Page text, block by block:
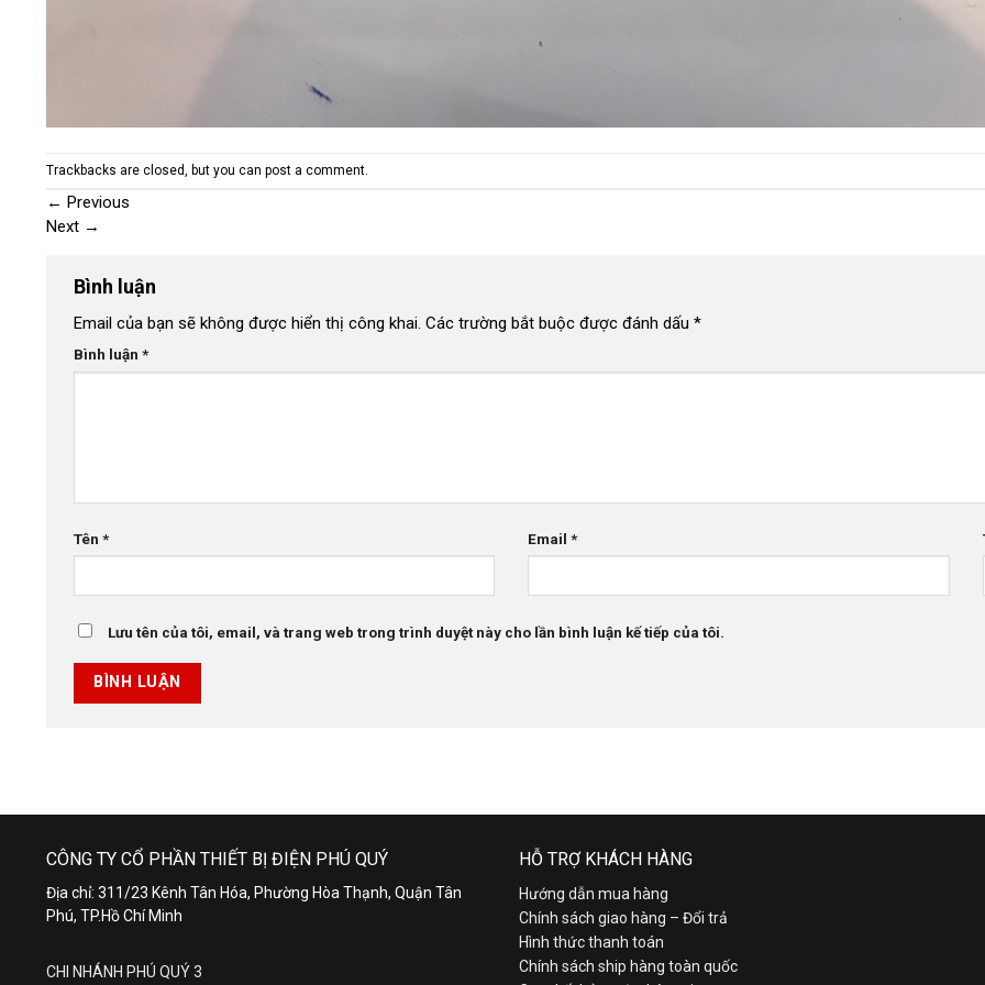
Trackbacks are closed, but you can post a comment
← Previous
Next →
Bình luận
Email của bạn sẽ không được hiển thị công khai. Các trường bắt buộc được đánh dấu *
Bình luận *
Tên * Email*
Lưu tên của tôi, email, và trang web trong trình duyệt này cho lần bình luận kế tiếp của tôi.
CÔNG TY CỔ PHẦN THIẾT BỊ ĐIỆN PHÚ QUÝ
Địa chỉ: 311/23 Kênh Tân Hóa, Phường Hòa Thạnh, Quận Tân
Phú, TP.Hồ Chí Minh
CHI NHÁNH PHÚ QUÝ 3
HỖ TRỢ KHÁCH HÀNG
Hướng dẫn mua hàng
Chính sách giao hàng – Đổi trả
Hình thức thanh toán
Chính sách ship hàng toàn quốc